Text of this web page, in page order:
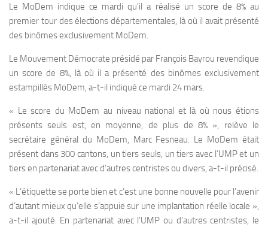
Le MoDem indique ce mardi qu’il a réalisé un score de 8% au
premier tour des élections départementales, là où il avait présenté
des binômes exclusivement MoDem.
Le Mouvement Démocrate présidé par François Bayrou revendique
un score de 8%, là où il a présenté des binômes exclusivement
estampillés MoDem, a-t-il indiqué ce mardi 24 mars.
« Le score du MoDem au niveau national et là où nous étions
présents seuls est, en moyenne, de plus de 8% », relève le
secrétaire général du MoDem, Marc Fesneau. Le MoDem était
présent dans 300 cantons, un tiers seuls, un tiers avec l’UMP et un
tiers en partenariat avec d’autres centristes ou divers, a-t-il précisé.
« L’étiquette se porte bien et c’est une bonne nouvelle pour l’avenir
d’autant mieux qu’elle s’appuie sur une implantation réelle locale »,
a-t-il ajouté. En partenariat avec l’UMP ou d’autres centristes, le